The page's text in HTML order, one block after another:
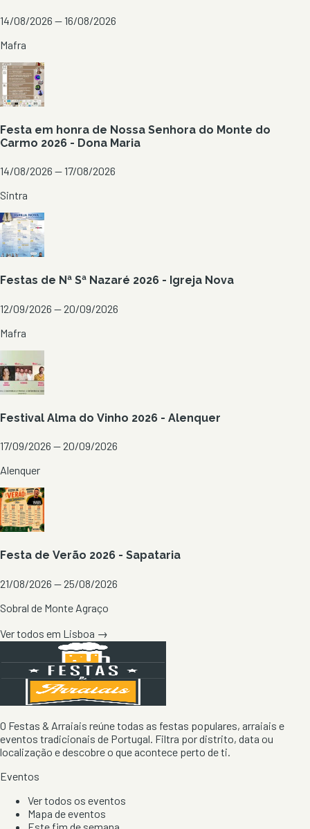
14/08/2026 — 16/08/2026
Mafra
Festa em honra de Nossa Senhora do Monte do
Carmo 2026 - Dona Maria
14/08/2026 — 17/08/2026
Sintra
Festas de Nª Sª Nazaré 2026 - Igreja Nova
12/09/2026 — 20/09/2026
Mafra
Festival Alma do Vinho 2026 - Alenquer
17/09/2026 — 20/09/2026
Alenquer
Festa de Verão 2026 - Sapataria
21/08/2026 — 25/08/2026
Sobral de Monte Agraço
Ver todos em Lisboa →
O Festas & Arraiais reúne todas as festas populares, arraiais e
eventos tradicionais de Portugal. Filtra por distrito, data ou
localização e descobre o que acontece perto de ti.
Eventos
Ver todos os eventos
Mapa de eventos
Este fim de semana